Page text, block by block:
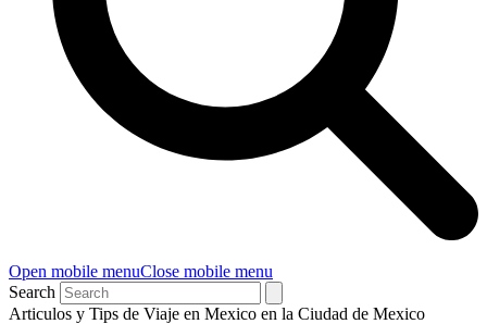
Open mobile menuClose mobile menu
Search
Articulos y Tips de Viaje en Mexico en la Ciudad de Mexico